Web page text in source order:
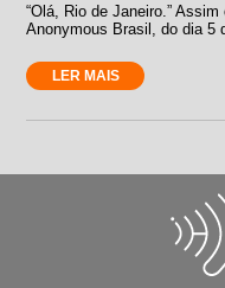
“Olá, Rio de Janeiro.”
Anonymous Brasil, do dia 5
LER MAIS